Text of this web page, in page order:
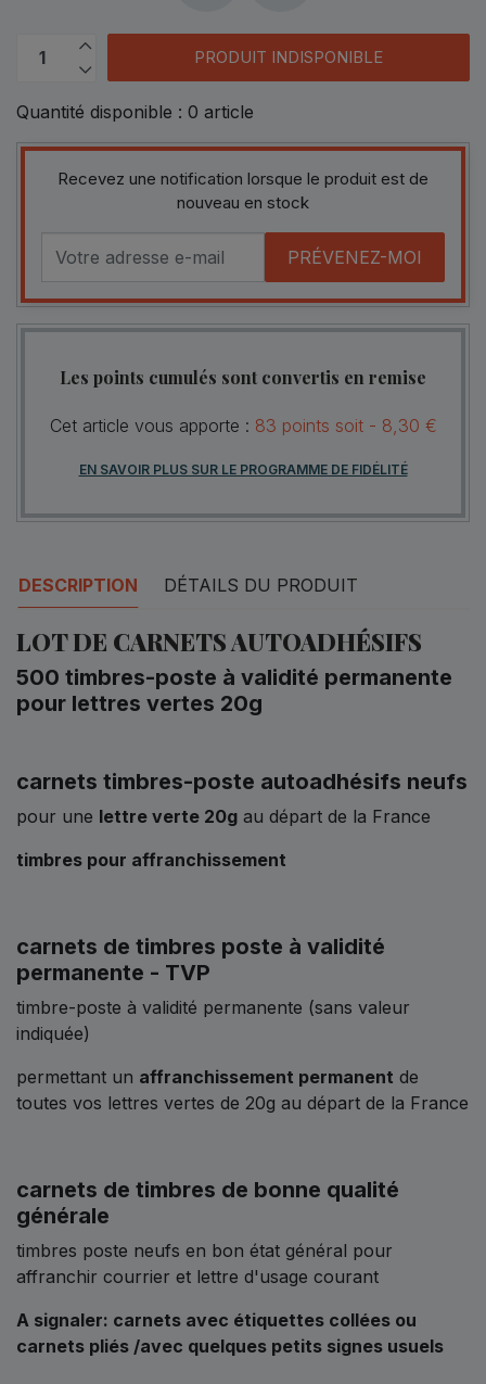
PRODUIT INDISPONIBLE
Quantité disponible : 0 article
Recevez une notification lorsque le produit est de
nouveau en stock
PRÉVENEZ-MOI
Les points cumulés sont convertis en remise
Cet article vous apporte : 83 points soit - 8,30 €
EN SAVOIR PLUS SUR LE PROGRAMME DE FIDÉLITÉ
DESCRIPTION DÉTAILS DU PRODUIT
LOT DE CARNETS AUTOADHÉSIFS
500 timbres-poste à validité permanente
pour lettres vertes 20g
carnets timbres-poste autoadhésifs neufs
pour une lettre verte 20g au départ de la France
timbres pour affranchissement
carnets de timbres poste à validité
permanente - TVP
timbre-poste à validité permanente (sans valeur
indiquée)
permettant un affranchissement permanent de
toutes vos lettres vertes de 20g au départ de la France
carnets de timbres de bonne qualité
générale
timbres poste neufs en bon état général pour
affranchir courrier et lettre d'usage courant
A signaler: carnets avec étiquettes collées ou
carnets pliés /avec quelques petits signes usuels